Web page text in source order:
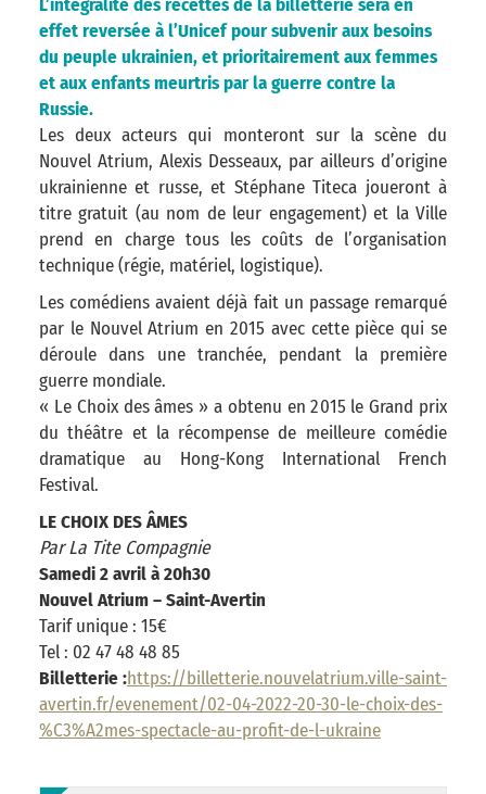
effet reversée à l’Unicef pour subvenir aux besoins
du peuple ukrainien, et prioritairement aux femmes
et aux enfants meurtris par la guerre contre la
Russie.
Les deux acteurs qui monteront sur la scène du
Nouvel Atrium, Alexis Desseaux, par ailleurs d’origine
ukrainienne et russe, et Stéphane Titeca joueront à
titre gratuit (au nom de leur engagement) et la Ville
prend en charge tous les coûts de l’organisation
technique (régie, matériel, logistique).
Les comédiens avaient déjà fait un passage remarqué
par le Nouvel Atrium en 2015 avec cette pièce qui se
déroule dans une tranchée, pendant la première
guerre mondiale.
« Le Choix des âmes » a obtenu en 2015 le Grand prix
du théâtre et la récompense de meilleure comédie
dramatique au Hong-Kong International French
Festival.
LE CHOIX DES ÂMES
Par La Tite Compagnie
Samedi 2 avril à 20h30
Nouvel Atrium – Saint-Avertin
Tarif unique : 15€
Tel : 02 47 48 48 85
Billetterie :https://billetterie.nouvelatrium.ville-saint-
avertin.fr/evenement/02-04-2022-20-30-le-choix-des-
%C3%A2mes-spectacle-au-profit-de-l-ukraine